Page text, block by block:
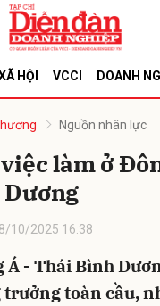
HỘI VCCI DOANH
Nguồn nhân lực
làm ở
10/2025 16:38
Á - Thái Bình
toàn cầu,